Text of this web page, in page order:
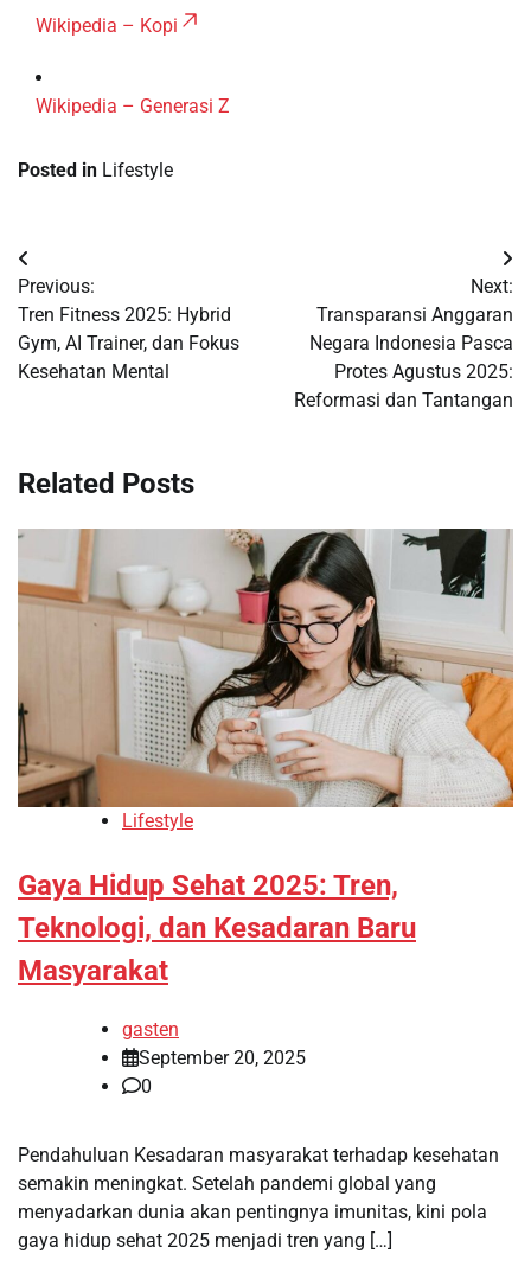
Wikipedia – Kopi
Wikipedia – Generasi Z
Posted in Lifestyle
Post
navigation
Previous:
Tren Fitness 2025: Hybrid
Gym, AI Trainer, dan Fokus
Kesehatan Mental
Next:
Transparansi Anggaran
Negara Indonesia Pasca
Protes Agustus 2025:
Reformasi dan Tantangan
Related Posts
Lifestyle
Gaya Hidup Sehat 2025: Tren,
Teknologi, dan Kesadaran Baru
Masyarakat
gasten
September 20, 2025
0
Pendahuluan Kesadaran masyarakat terhadap kesehatan
semakin meningkat. Setelah pandemi global yang
menyadarkan dunia akan pentingnya imunitas, kini pola
gaya hidup sehat 2025 menjadi tren yang […]